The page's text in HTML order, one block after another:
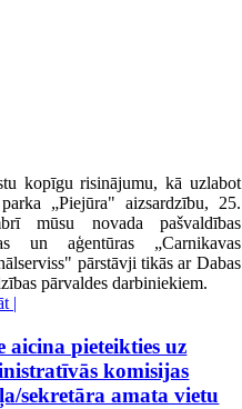
kopīgu risinājumu, kā uzlabot
„Piejūra" aizsardzību, 25.
mūsu novada pašvaldības
un aģentūras „Carnikavas
pārstāvji tikās ar Dabas
pārvaldes darbiniekiem.
|
aicina pieteikties uz
komisijas
sekretāra amata vietu